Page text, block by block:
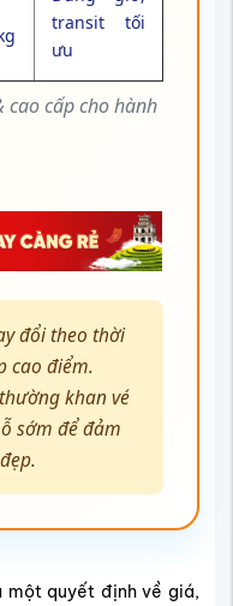
cao cấp cho hành
transit tối
ưu
đổi theo thời
cao điểm.
khan vé
sớm để đảm
một quyết định về giá,